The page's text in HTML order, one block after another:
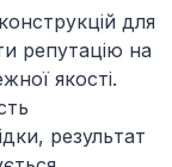
для
репутацію на
якості.
результат